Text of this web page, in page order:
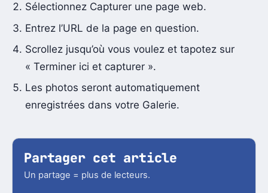
Sélectionnez Capturer une page web.
Entrez l’URL de la page en question.
Scrollez jusqu’où vous voulez et tapotez sur
« Terminer ici et capturer ».
Les photos seront automatiquement
enregistrées dans votre Galerie.
Partager cet article
Un partage = plus de lecteurs.